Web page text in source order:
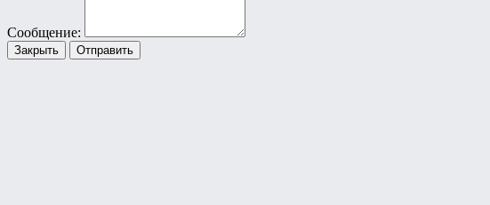
Сообщение:
Закрыть Отправить